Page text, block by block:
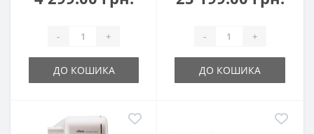
- +
ДО КОШИКА
- +
ДО КОШИКА